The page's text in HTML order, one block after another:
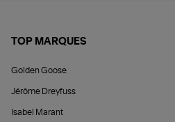
TOP MARQUES
Golden Goose
Jérôme Dreyfuss
Isabel Marant